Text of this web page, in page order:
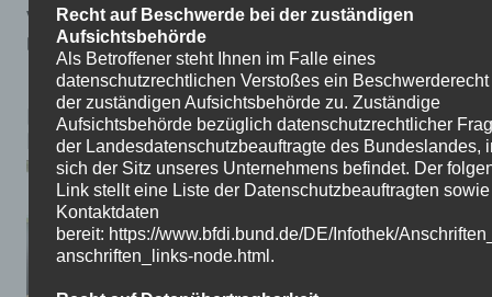
Veranstaltung sein durfte, und bedanken uns herzlich
bei den Organisatoren für die gute Zusammenarbeit.
Die Klassen 6b und 6c nehmen am
Rhino-Projekt teil
Recht auf Beschwerde bei der zuständigen
Aufsichtsbehörde
Als Betroffener steht Ihnen im Falle eines
datenschutzrechtlichen Verstoßes ein
der zuständigen Aufsichtsbehörde zu. Zuständige
Aufsichtsbehörde bezüglich datenschutzrechtlicher
der Landesdatenschutzbeauftragte des Bundeslandes,
sich der Sitz unseres Unternehmens befindet. Der
Link stellt eine Liste der Datenschutzbeauftragten
Kontaktdaten
bereit: https://www.bfdi.bund.de/DE/Infothek/
anschriften_links-node.html.